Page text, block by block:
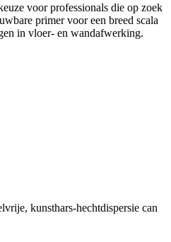
voor professionals die op zoek
primer voor een breed scala
in vloer- en wandafwerking.
kunsthars-hechtdispersie can